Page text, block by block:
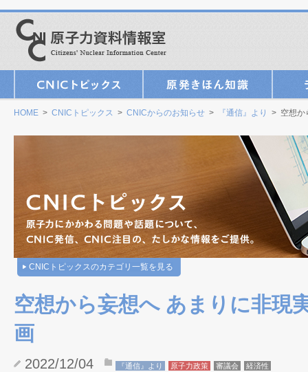
HOME > CNICトピックス > CNICからのお知らせ > 『通信』より > 空想か
CNICトピックスのカテゴリ一覧を見る
空想から妄想へ あまりに非現
画
2022/12/04 『通信』より 原子力政策 審議会 経済性